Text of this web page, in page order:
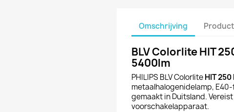
Omschrijving
BLV Colorlite HIT
5400lm
PHILIPS BLV ColorliteHIT
metaalhalogenidelamp,
gemaakt in Duitsland.
voorschakelapparaat.